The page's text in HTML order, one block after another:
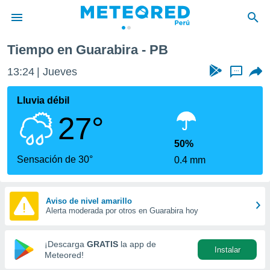
de
ha sido
para
que se
calidad.
a este
las
y
forma
digital
basada
Tiempo en Guarabira - PB
13:24 Jueves ...
Lluvia débil
27°
Sensación de 30°
50%
0.4 mm
Aviso de nivel amarillo
Alerta moderada por otros en Guarabira hoy
¡Descarga GRATIS la app de
Meteored!
Instalar